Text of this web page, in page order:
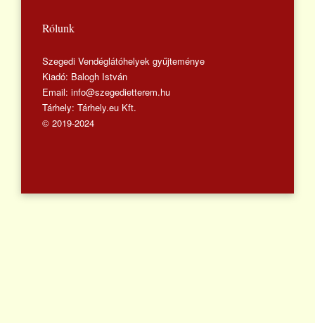
Rólunk
Szegedi Vendéglátóhelyek gyűjteménye
Kiadó: Balogh István
Email: info@szegedietterem.hu
Tárhely: Tárhely.eu Kft.
© 2019-2024